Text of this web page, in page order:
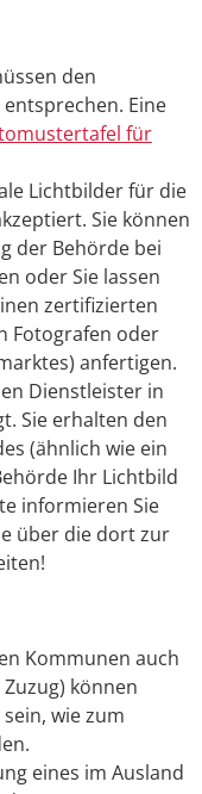
den
Eine
für
Lichtbilder für die
Sie können
der Behörde bei
oder Sie lassen
zertifizierten
Fotografen oder
anfertigen.
Dienstleister in
Sie erhalten den
(ähnlich wie ein
Ihr Lichtbild
informieren Sie
über die dort zur
Kommunen auch
können
wie zum
eines im Ausland